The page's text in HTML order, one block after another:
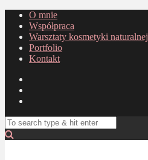
O mnie
Współpraca
Warsztaty kosmetyki naturalnej
Portfolio
Kontakt